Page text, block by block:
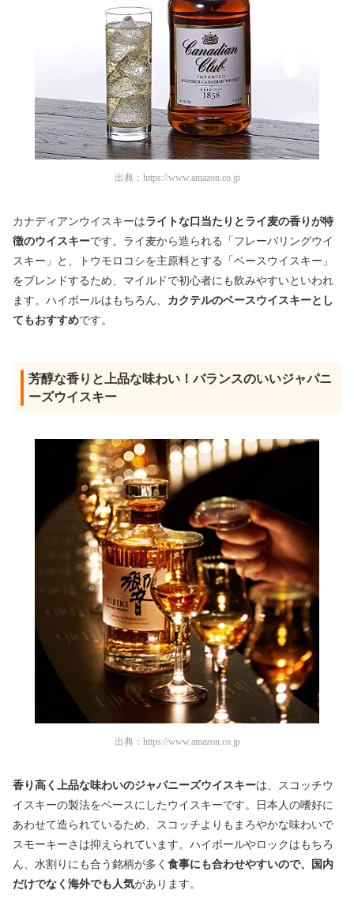
出典： https://www.amazon.co.jp
カナディアンウイスキーはライトな口当たりとライ麦の香りが特
徴のウイスキーです。ライ麦から造られる「フレーバリングウイ
スキー」と、トウモロコシを主原料とする「ベースウイスキー」
をブレンドするため、マイルドで初心者にも飲みやすいといわれ
ます。ハイボールはもちろん、 カクテルのベースウイスキーとし
てもおすすめです。
芳醇な香りと上品な味わい！バランスのいいジャパニ
ーズウイスキー
出典： https://www.amazon.co.jp
香り高く上品な味わいのジャパニーズウイスキーは、スコッチウ
イスキーの製法をベースにしたウイスキーです。日本人の嗜好に
あわせて造られているため、スコッチよりもまろやかな味わいで
スモーキーさは抑えられています。ハイボールやロックはもちろ
ん、水割りにも合う銘柄が多く 食事にも合わせやすいので、国内
だけでなく海外でも人気があります。